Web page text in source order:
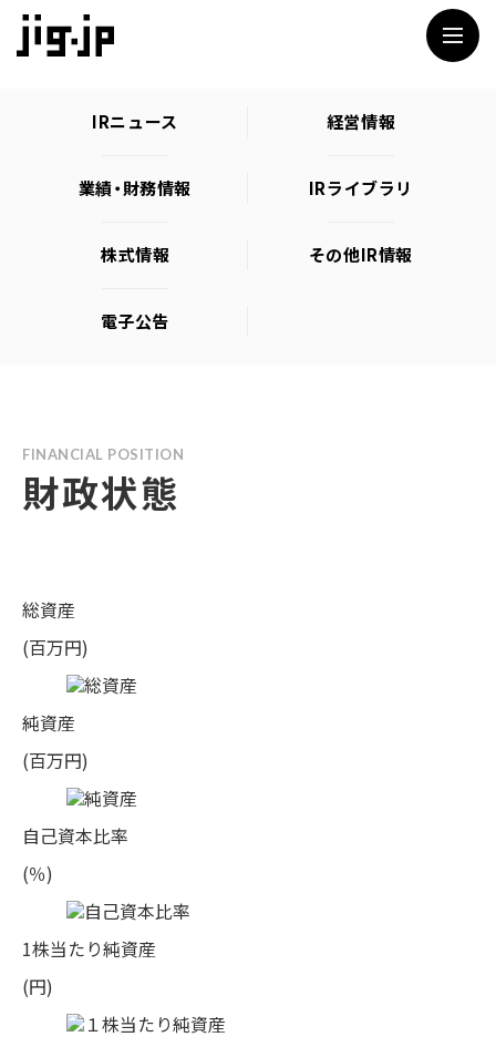
IRニュース 経営情報
業績・財務情報 IRライブラリ
株式情報 その他IR情報
電子公告
FINANCIAL POSITION
財政状態
総資産
(百万円)
純資産
(百万円)
自己資本比率
(％)
1株当たり純資産
(円)